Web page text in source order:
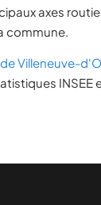
axes
commune.
Villeneuve-
INSEE